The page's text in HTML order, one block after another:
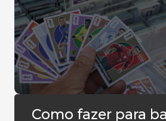
Como fazer para